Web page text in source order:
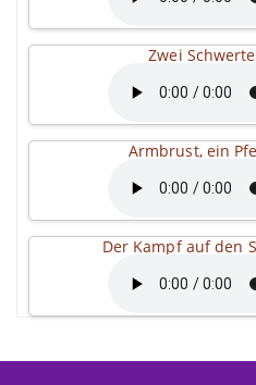
Zwei
Armbrust, ein
Der Kampf auf den